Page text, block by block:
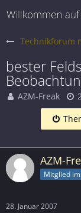
Technikforum
bester
AZM-Freak
AZM-
Mitglied
28. Januar 2007